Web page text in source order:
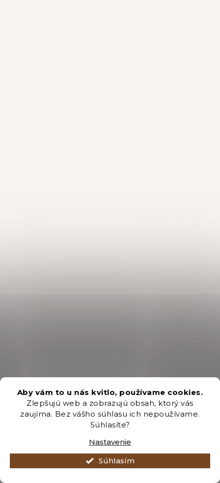
Aby vám to u nás kvitlo, používame cookies.
Zlepšujú web a zobrazujú obsah, ktorý vás
zaujíma. Bez vášho súhlasu ich nepoužívame.
Súhlasíte?
Nastavenie
Súhlasím